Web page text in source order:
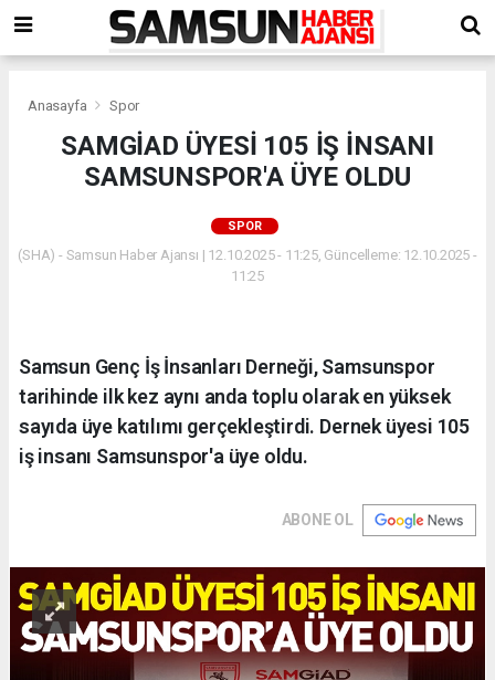
Anasayfa Spor
SAMGİAD ÜYESİ 105 İŞ İNSANI
SAMSUNSPOR'A ÜYE OLDU
SPOR
(SHA) - Samsun Haber Ajansı | 12.10.2025 - 11:25, Güncelleme: 12.10.2025 -
11:25
Samsun Genç İş İnsanları Derneği, Samsunspor
tarihinde ilk kez aynı anda toplu olarak en yüksek
sayıda üye katılımı gerçekleştirdi. Dernek üyesi 105
iş insanı Samsunspor'a üye oldu.
ABONE OL